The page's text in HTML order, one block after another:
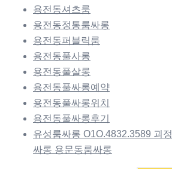
용전동셔츠룸
용전동정통룸싸롱
용전동퍼블릭룸
용전동풀사롱
용전동풀살롱
용전동풀싸롱예약
용전동풀싸롱위치
용전동풀싸롱후기
유성룸싸롱 O1O.4832.3589 괴
싸롱 용문동룸싸롱